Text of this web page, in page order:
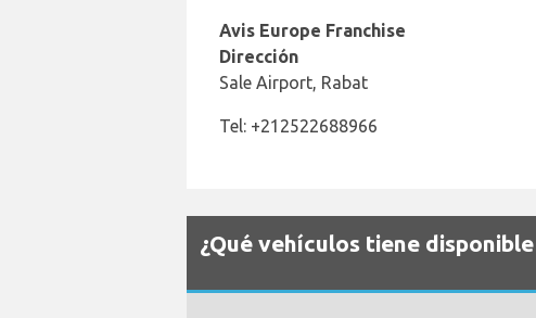
Avis Europe Franchise
Dirección
Sale Airport, Rabat
Tel: +212522688966
¿Qué vehículos tiene